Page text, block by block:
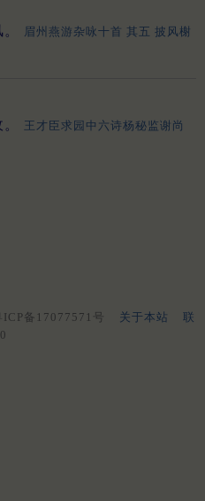
眉州燕游杂咏十首 其五 披风榭
王才臣求园中六诗杨秘监谢尚
ICP备17077571号 关于本站
联